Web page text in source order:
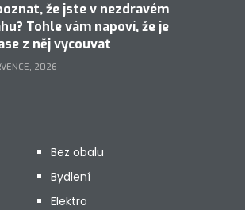
že jste v nezdravém
Tohle vám napoví, že je
z něj vycouvat
2026
Bez obalu
Bydlení
Elektro